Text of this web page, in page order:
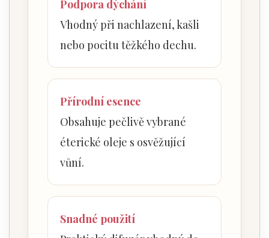
Podpora dýchání
Vhodný při nachlazení, kašli
nebo pocitu těžkého dechu.
Přírodní esence
Obsahuje pečlivě vybrané
éterické oleje s osvěžující
vůní.
Snadné použití